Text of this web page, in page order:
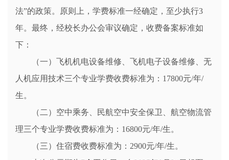
法”的政策。原则上，学费标准一经确定，至少执行3
年。最终，经校长办公会审议确定，收费备案标准如
下：
（一）飞机机电设备维修、飞机电子设备维修、无
人机应用技术三个专业学费收费标准为：17800元/年/
生。
（二）空中乘务、民航空中安全保卫、航空物流管
理三个专业学费收费标准为：16800元/年/生。
（三）住宿费收费标准为：2900元/年/生。